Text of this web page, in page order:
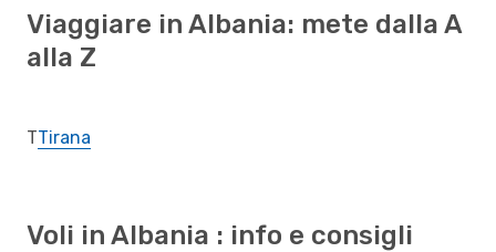
Viaggiare in Albania: mete dalla A
alla Z
TTirana
Voli in Albania : info e consigli